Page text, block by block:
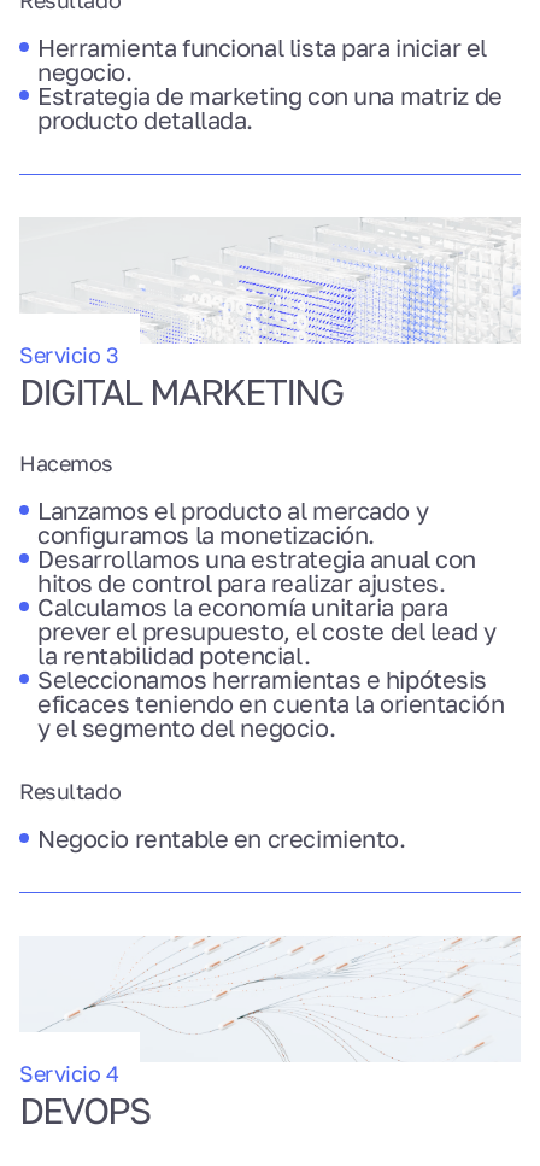
Herramienta funcional lista para iniciar el
negocio.
Estrategia de marketing con una matriz de
producto detallada.
Servicio 3
DIGITAL MARKETING
Hacemos
Lanzamos el producto al mercado y
configuramos la monetización.
Desarrollamos una estrategia anual con
hitos de control para realizar ajustes.
Calculamos la economía unitaria para
prever el presupuesto, el coste del lead y
la rentabilidad potencial.
Seleccionamos herramientas e hipótesis
eficaces teniendo en cuenta la orientación
y el segmento del negocio.
Resultado
Negocio rentable en crecimiento.
Servicio 4
DEVOPS